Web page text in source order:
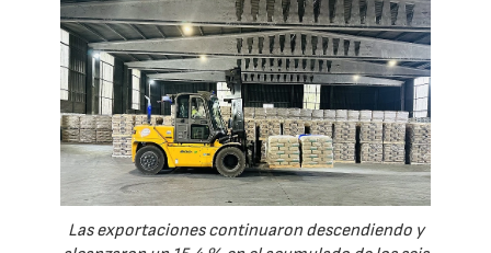
Las exportaciones continuaron descendiendo y